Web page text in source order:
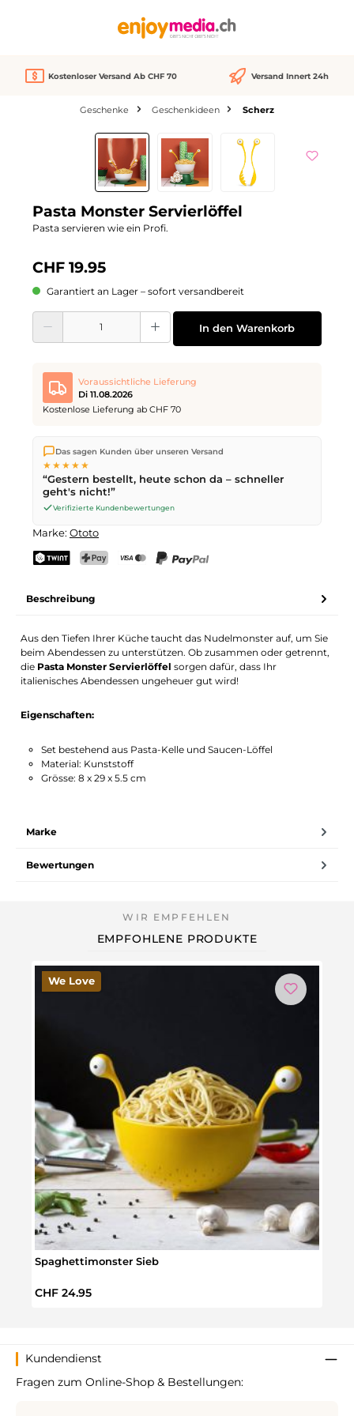
Kostenloser Versand Ab CHF 70 Versand Innert 24h
Geschenke Geschenkideen Scherz
Bildergalerie überspringen
Pasta Monster Servierlöffel
Pasta servieren wie ein Profi.
CHF 19.95
Garantiert an Lager – sofort versandbereit
Produkt Anzahl: Gib den gewünschten Wert ein oder benutze die
In den Warenkorb
Voraussichtliche Lieferung
Di 11.08.2026
Kostenlose Lieferung ab CHF 70
Wir versenden direkt aus unserem Lager in Kriens. Ab
ist die Lieferung kostenlos. Bestellungen bis
werden noch am selben Tag versendet – Zustellung am
nächsten Werktagmit der Schweizerischen Post.
Das sagen Kunden über unseren Versand
★★★★★
“Gestern bestellt, heute schon da – schneller
geht's nicht!”
Verifizierte Kundenbewertungen
Marke: Ototo
Beschreibung
Aus den Tiefen Ihrer Küche taucht das Nudelmonster auf, um Sie
beim Abendessen zu unterstützen. Ob zusammen oder getrennt,
die Pasta Monster Servierlöffel sorgen dafür, dass Ihr
italienisches Abendessen ungeheuer gut wird!
Eigenschaften:
Set bestehend aus Pasta-Kelle und Saucen-Löffel
Material: Kunststoff
Grösse: 8 x 29 x 5.5 cm
Marke
Bewertungen
EMPFOHLENE PRODUKTE
We Love
Spaghettimonster Sieb
Regulärer Preis:
CHF 24.95
Kundendienst
Fragen zum Online-Shop & Bestellungen: